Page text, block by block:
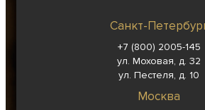
Санкт-
+7 (800) 2005-145
ул. Моховая, д. 32
ул. Пестеля, д. 10
Москва